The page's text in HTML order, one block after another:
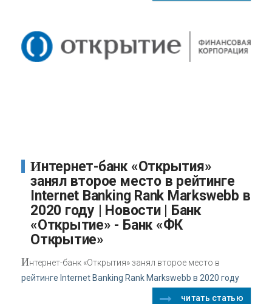
Интернет-банк «Открытия»
занял второе место в рейтинге
Internet Banking Rank Markswebb в
2020 году | Новости | Банк
«Открытие» - Банк «ФК
Открытие»
Интернет-банк «Открытия» занял второе место в
рейтинге Internet Banking Rank Markswebb в 2020 году
читать статью